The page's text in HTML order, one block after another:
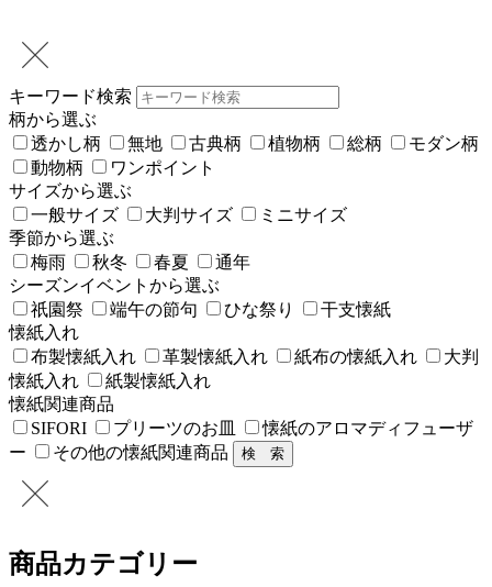
キーワード検索
柄から選ぶ
透かし柄
無地 古典柄 植物柄 総柄
モダン柄
動物柄
ワンポイント
サイズから選ぶ
一般サイズ
大判サイズ
ミニサイズ
季節から選ぶ
梅雨
秋冬 春夏
通年
シーズンイベントから選ぶ
祇園祭
端午の節句 ひな祭り
干支懐紙
懐紙入れ
布製懐紙入れ
革製懐紙入れ 紙布の懐紙入れ
大判
懐紙入れ
紙製懐紙入れ
懐紙関連商品
SIFORI
プリーツのお皿
懐紙のアロマディフューザ
ー
その他の懐紙関連商品
商品カテゴリー